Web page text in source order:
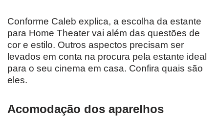
Conforme Caleb explica, a escolha da estante
para Home Theater vai além das questões de
cor e estilo. Outros aspectos precisam ser
levados em conta na procura pela estante ideal
para o seu cinema em casa. Confira quais são
eles.
Acomodação dos aparelhos